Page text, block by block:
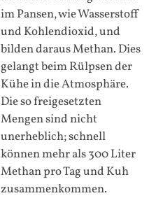
im Pansen, wie Wasserstoff
und Kohlendioxid, und
bilden daraus Methan. Dies
gelangt beim Rülpsen der
Kühe in die Atmosphäre.
Die so freigesetzten
Mengen sind nicht
unerheblich; schnell
können mehr als 300 Liter
Methan pro Tag und Kuh
zusammenkommen.